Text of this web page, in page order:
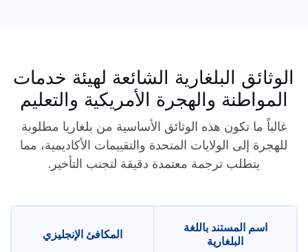
الوثائق البلغارية الشائعة لهيئة خدمات
المواطنة والهجرة الأمريكية والتعليم
غالباً ما تكون هذه الوثائق الأساسية من بلغاريا مطلوبة
للهجرة إلى الولايات المتحدة والتقييمات الأكاديمية، مما
يتطلب ترجمة معتمدة دقيقة لتجنب التأخير.
اسم المستند باللغة
البلغارية
المكافئ الإنجليزي